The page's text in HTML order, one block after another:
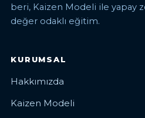
beri, Kaizen Modeli ile yapay
değer odaklı eğitim.
KURUMSAL
Hakkımızda
Kaizen Modeli